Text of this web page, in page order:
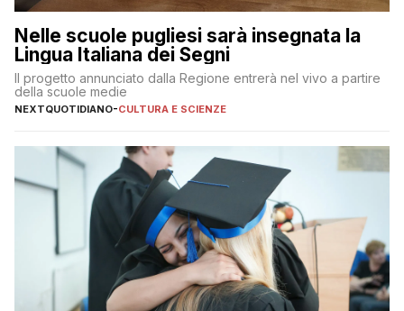
Nelle scuole pugliesi sarà insegnata la
Lingua Italiana dei Segni
Il progetto annunciato dalla Regione entrerà nel vivo a partire
della scuole medie
NEXTQUOTIDIANO-CULTURA E SCIENZE